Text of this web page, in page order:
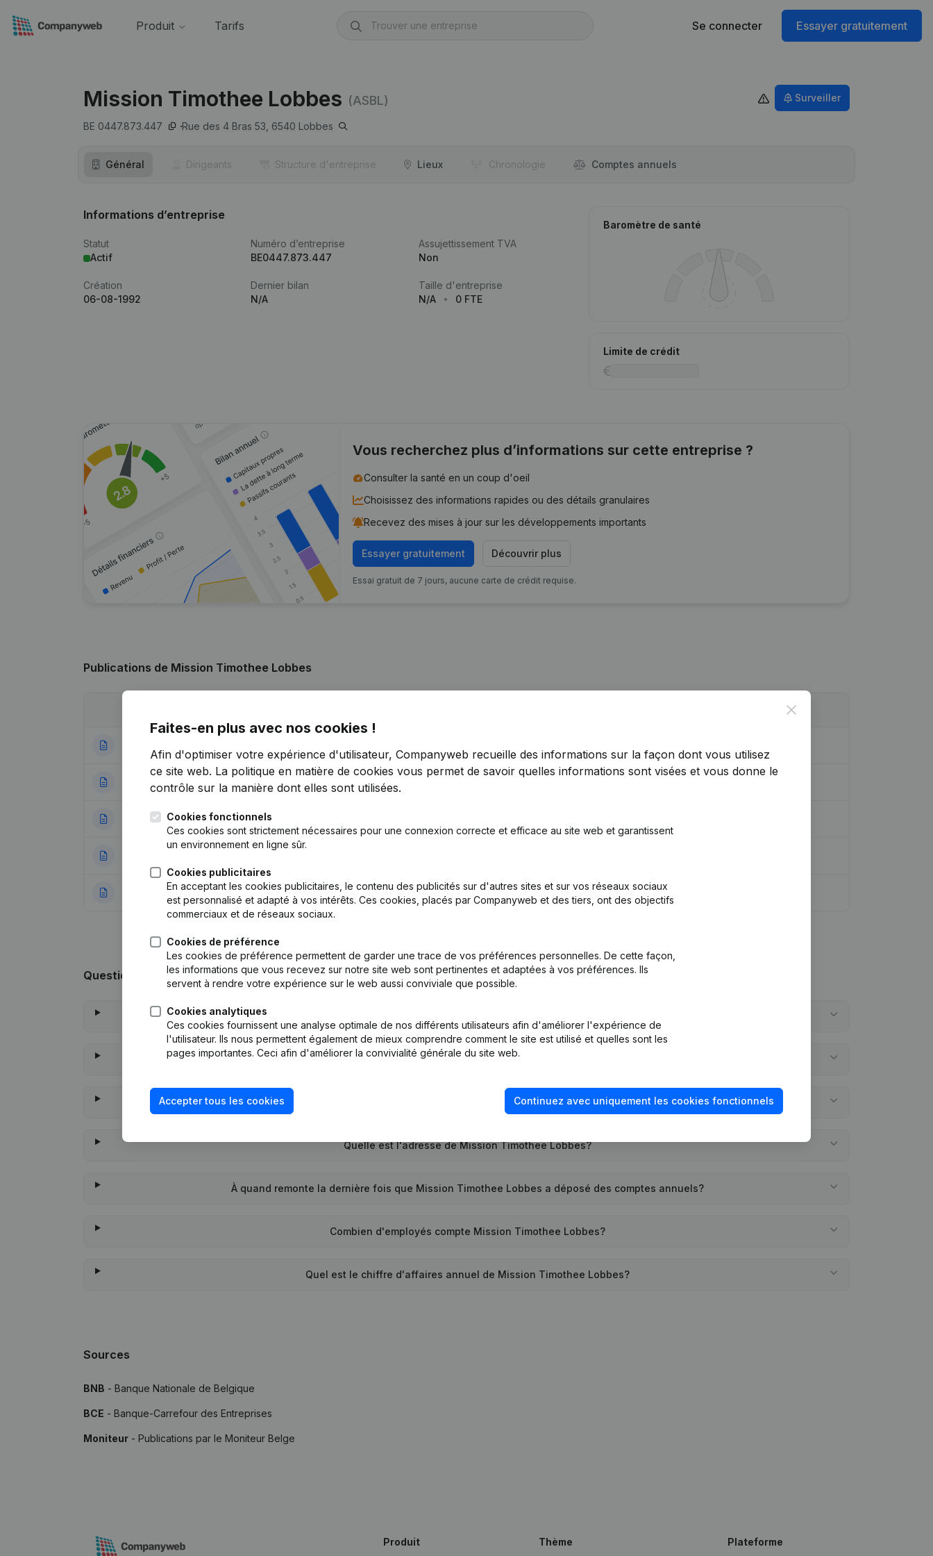
Produit Tarifs Se connecter Essayer gratuitement
Mission Timothee Lobbes (ASBL)
BE 0447.873.447 Rue des 4 Bras 53, 6540 Lobbes
Surveiller
Général Dirigeants Structure d'entreprise Lieux Chronologie Comptes annuels
Informations d’entreprise
Statut
Actif
Numéro d’entreprise
BE0447.873.447
Assujettissement TVA
Non
Création
06-08-1992
Dernier bilan
N/A
Taille d'entreprise
N/A
0 FTE
Baromètre de santé
Limite de crédit
Vous recherchez plus d’informations sur cette entreprise ?
Consulter la santé en un coup d'oeil
Choisissez des informations rapides ou des détails granulaires
Recevez des mises à jour sur les développements importants
Essayer gratuitement Découvrir plus
Essai gratuit de 7 jours, aucune carte de crédit requise.
Publications de Mission Timothee Lobbes
11-04-2019 Demissions, Nominations
12-08-2010 Demissions, Nominations
12-01-2005 Refonte Statuts Conseil d'Administration
Questions fréquemment posées
Quel est l'identifiant PEPPOL de Mission Timothee Lobbes?
Quand la société Mission Timothee Lobbes a-t-elle été créée?
Quelle est l'adresse de Mission Timothee Lobbes?
À quand remonte la dernière fois que Mission Timothee Lobbes a déposé des comptes annuels?
Combien d'employés compte Mission Timothee Lobbes?
Quel est le chiffre d'affaires annuel de Mission Timothee Lobbes?
Sources
BNB - Banque Nationale de Belgique
BCE - Banque-Carrefour des Entreprises
Moniteur - Publications par le Moniteur Belge
Close
Faites-en plus avec nos cookies !
Afin d'optimiser votre expérience d'utilisateur, Companyweb recueille des informations sur la façon dont vous utilisez
ce site web. La politique en matière de cookies vous permet de savoir quelles informations sont visées et vous donne le
contrôle sur la manière dont elles sont utilisées.
Cookies fonctionnels
Ces cookies sont strictement nécessaires pour une connexion correcte et efficace au site web et garantissent
un environnement en ligne sûr.
Cookies publicitaires
En acceptant les cookies publicitaires, le contenu des publicités sur d'autres sites et sur vos réseaux sociaux
est personnalisé et adapté à vos intérêts. Ces cookies, placés par Companyweb et des tiers, ont des objectifs
commerciaux et de réseaux sociaux.
Cookies de préférence
Les cookies de préférence permettent de garder une trace de vos préférences personnelles. De cette façon,
les informations que vous recevez sur notre site web sont pertinentes et adaptées à vos préférences. Ils
servent à rendre votre expérience sur le web aussi conviviale que possible.
Cookies analytiques
Ces cookies fournissent une analyse optimale de nos différents utilisateurs afin d'améliorer l'expérience de
l'utilisateur. Ils nous permettent également de mieux comprendre comment le site est utilisé et quelles sont les
pages importantes. Ceci afin d'améliorer la convivialité générale du site web.
Accepter tous les cookies Continuez avec uniquement les cookies fonctionnels
Produit Thème Plateforme